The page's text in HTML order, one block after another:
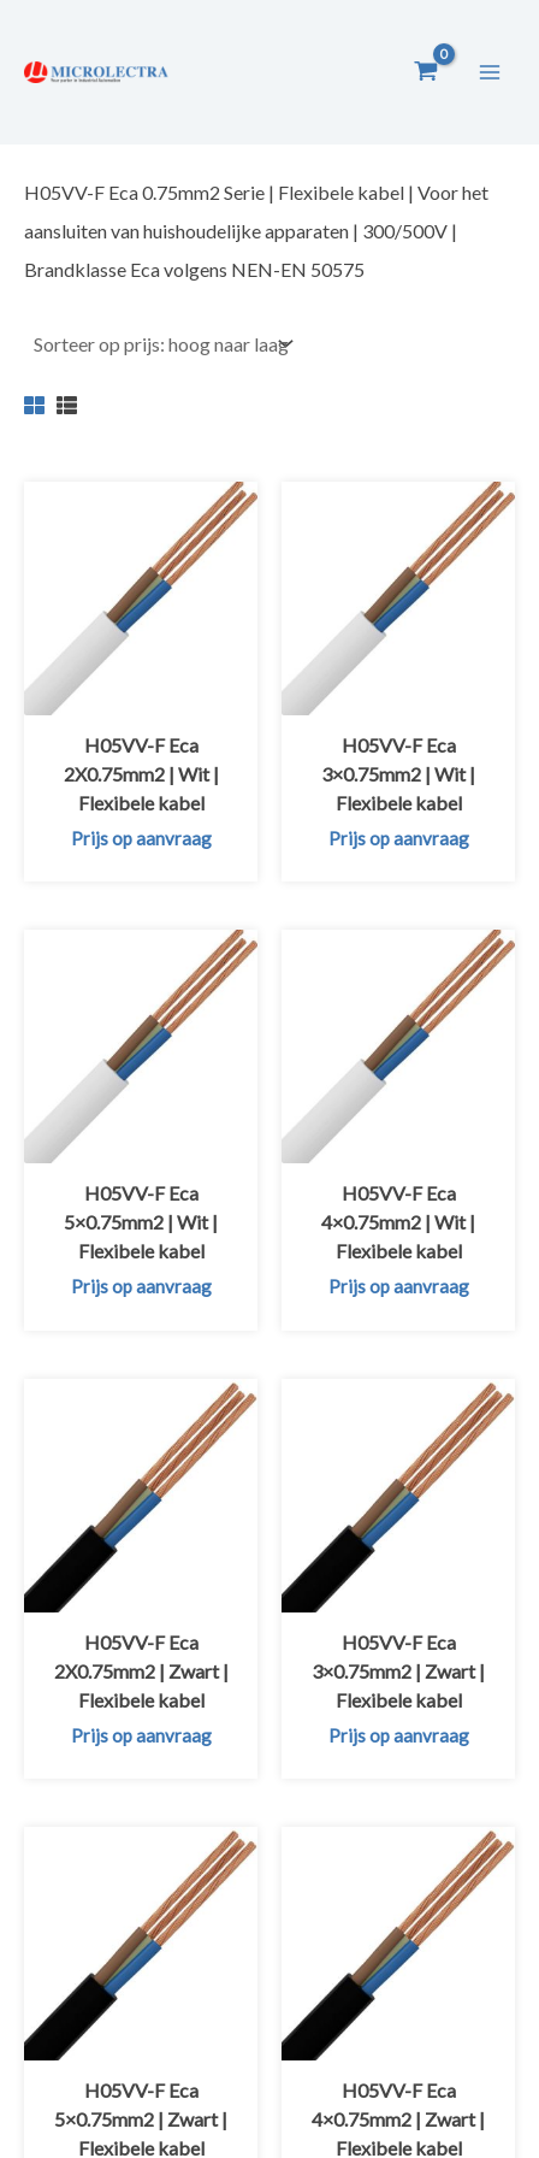
naar
H05VV-F Eca 0.75mm2 Serie | Flexibele kabel | Voor het
aansluiten van huishoudelijke apparaten | 300/500V |
Brandklasse Eca volgens NEN-EN 50575
H05VV-F Eca
2X0.75mm2 | Wit |
Flexibele kabel
Prijs op aanvraag
H05VV-F Eca
3×0.75mm2 | Wit |
Flexibele kabel
Prijs op aanvraag
H05VV-F Eca
5×0.75mm2 | Wit |
Flexibele kabel
Prijs op aanvraag
H05VV-F Eca
4×0.75mm2 | Wit |
Flexibele kabel
Prijs op aanvraag
H05VV-F Eca
2X0.75mm2 | Zwart |
Flexibele kabel
Prijs op aanvraag
H05VV-F Eca
3×0.75mm2 | Zwart |
Flexibele kabel
Prijs op aanvraag
H05VV-F Eca
5×0.75mm2 | Zwart |
Flexibele kabel
H05VV-F Eca
4×0.75mm2 | Zwart |
Flexibele kabel